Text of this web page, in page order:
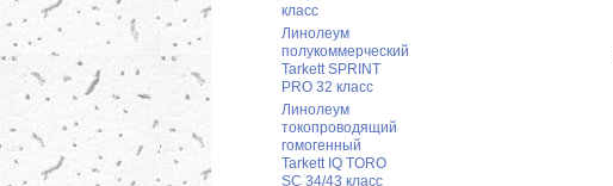
класс
Линолеум
полукоммерческий
Tarkett SPRINT
PRO 32 класс
Линолеум
токопроводящий
гомогенный
Tarkett IQ TORO
SC 34/43 класс